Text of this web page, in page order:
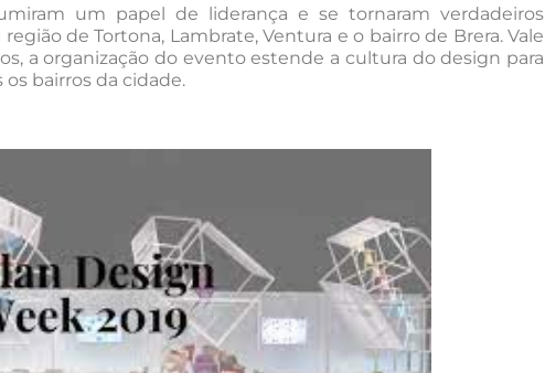
um papel de liderança e se tornaram verdadeiros
de Tortona, Lambrate, Ventura e o bairro de Brera. Vale
a organização do evento estende a cultura do design para
bairros da cidade.